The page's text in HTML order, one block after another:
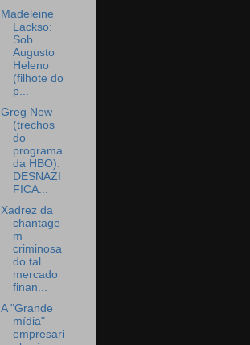
Madeleine
Lackso:
Sob
Augusto
Heleno
(filhote do
p...
Greg New
(trechos
do
programa
da HBO):
DESNAZI
FICA...
Xadrez da
chantage
m
criminosa
do tal
mercado
finan...
A "Grande
mídia"
empresari